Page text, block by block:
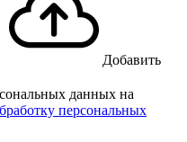
Добавить
данных на
персональных